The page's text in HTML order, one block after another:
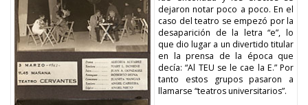
dejaron notar poco a poco. En el
caso del teatro se empezó por la
desaparición de la letra “e”, lo
que dio lugar a un divertido titular
en la prensa de la época que
decía: “Al TEU se le cae la E.” Por
tanto estos grupos pasaron a
llamarse “teatros universitarios”.